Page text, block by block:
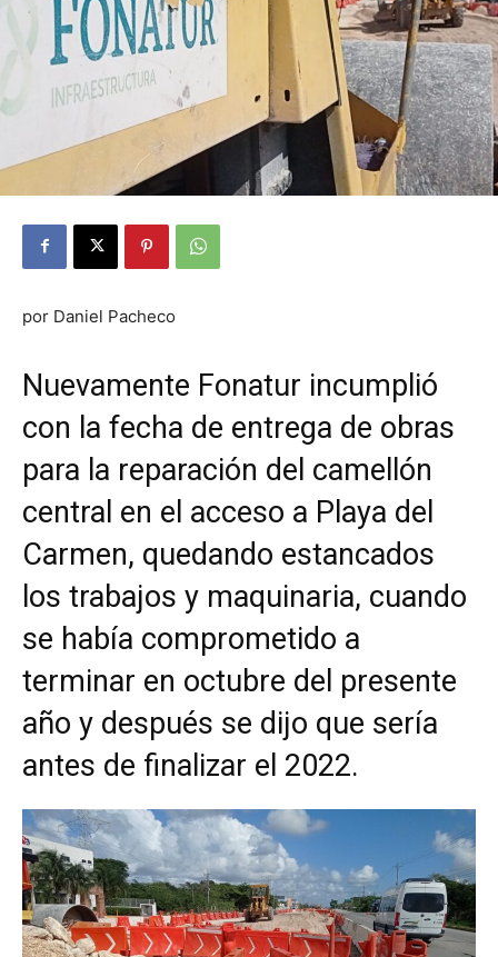
por Daniel Pacheco
Nuevamente Fonatur incumplió
con la fecha de entrega de obras
para la reparación del camellón
central en el acceso a Playa del
Carmen, quedando estancados
los trabajos y maquinaria, cuando
se había comprometido a
terminar en octubre del presente
año y después se dijo que sería
antes de finalizar el 2022.